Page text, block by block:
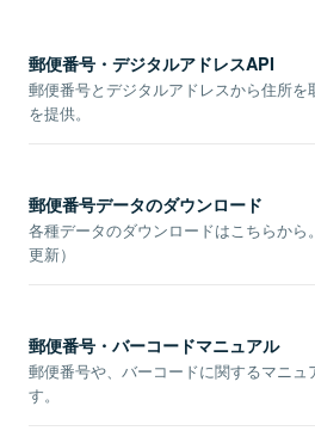
郵便番号・デジタルアドレスAPI
郵便番号とデジタルアドレスから住所を
を提供。
郵便番号データのダウンロード
各種データのダウンロードはこちらから
更新）
郵便番号・バーコードマニュアル
郵便番号や、バーコードに関するマニュ
す。